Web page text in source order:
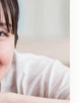
矯正後の体調変
の質の向上にも
されることで、
が大きなメリッ